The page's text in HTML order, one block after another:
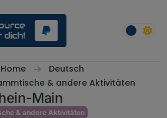
Deutsch
& andere Aktivitäten
Main
& andere Aktivitäten